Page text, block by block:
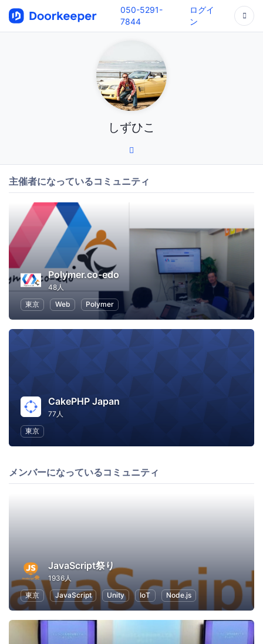
050-5291-
7844
ログイ
ン
しずひこ
主催者になっているコミュニティ
Polymer.co-edo
48人
東京
Web Polymer
CakePHP Japan
77人
東京
メンバーになっているコミュニティ
JavaScript祭り
1936人
東京
JavaScript Unity IoT Node.js